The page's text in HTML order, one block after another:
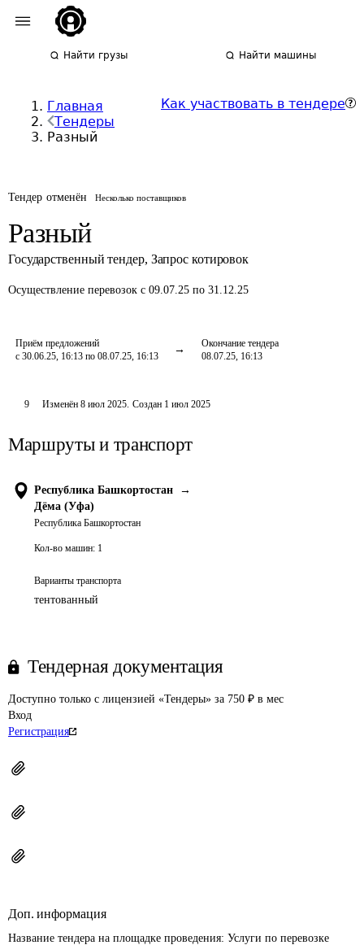
Найти грузы Найти машины
Главная
Тендеры
Разный
Как участвовать в тендере
Тендер отменён Несколько поставщиков
Разный
Государственный тендер, Запрос котировок
Осуществление перевозок с 09.07.25 по 31.12.25
Приём предложений
с 30.06.25, 16:13 по 08.07.25, 16:13
Окончание тендера
08.07.25, 16:13
9 Изменён 8 июл 2025. Создан 1 июл 2025
Маршруты и транспорт
Республика Башкортостан
→
Дёма (Уфа)
Республика Башкортостан
Кол-во машин: 1
Варианты транспорта
тентованный
Тендерная документация
Доступно только с лицензией «Тендеры» за 750 ₽ в мес
Вход
Регистрация
Доп. информация
Название тендера на площадке проведения: Услуги по перевозке